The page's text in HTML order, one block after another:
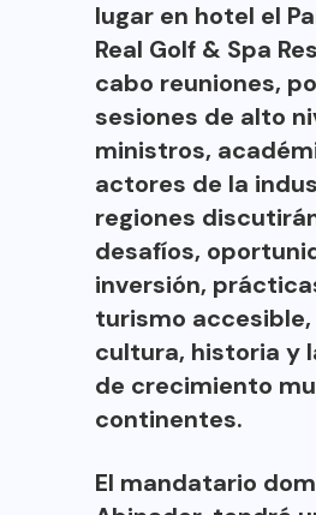
lugar en hotel el
Real Golf & Spa
cabo reuniones,
sesiones de alto
ministros,
actores de la
regiones
desafíos,
inversión,
turismo accesible,
cultura, historia y
de crecimiento
continentes.
El mandatario